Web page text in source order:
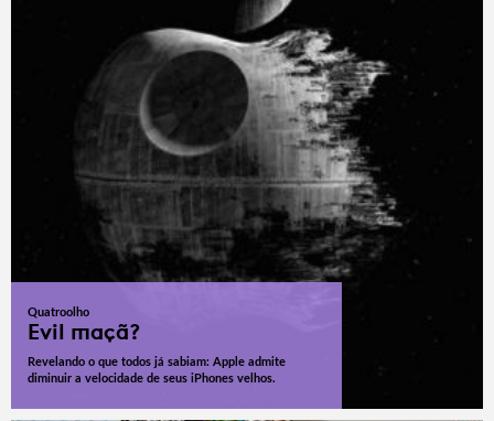
Quatroolho
Evil maçã?
Revelando o que todos já sabiam: Apple admite
diminuir a velocidade de seus iPhones velhos.